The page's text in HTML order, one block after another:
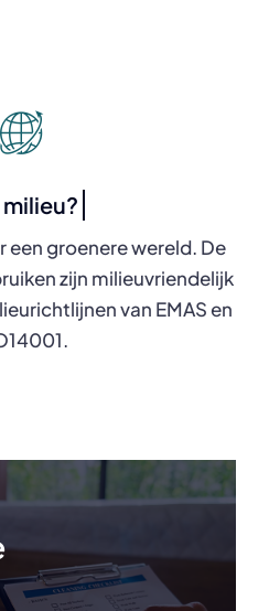
een groenere wereld. De
zijn milieuvriendelijk
van EMAS en